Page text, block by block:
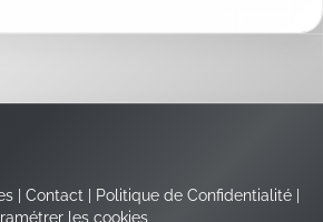
Contact Politique de Confidentialité
les cookies